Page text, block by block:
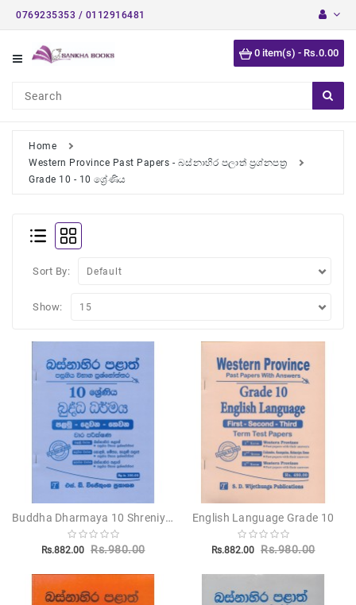
0769235353 / 0112916481
0 item(s) - Rs.0.00
Category
Stories
Buddhist
Books
Stories
English
Novels
Positive
Thinking
Recipes
Sankha
Publishers
Home
Western Province Past Papers - බස්නාහිර පලාත් ප්‍රශ්නපත්‍ර
Grade 10 - 10 ශ්‍රේණිය
Sort By:
Show:
Buddha Dharmaya 10 Shreniya - බුද්ධ ධර්මය 10 ශ්‍රේණිය
Rs.882.00 Rs.980.00
English Language Grade 10
Rs.882.00 Rs.980.00